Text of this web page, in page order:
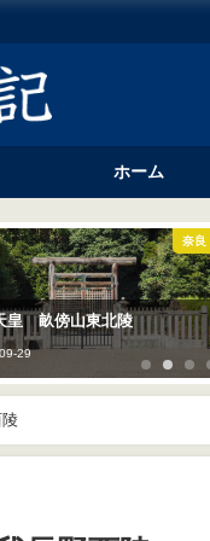
ホーム
奈良
皇 畝傍山東北陵
29